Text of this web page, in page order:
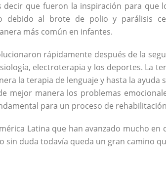
decir que fueron la inspiración para que
debido al brote de polio y parálisis
más común en infantes.
rápidamente después de la
electroterapia y los deportes. La
la terapia de lenguaje y hasta la
mejor manera los problemas
para un proceso de
Latina que han avanzado mucho
sin duda todavía queda un gran camino